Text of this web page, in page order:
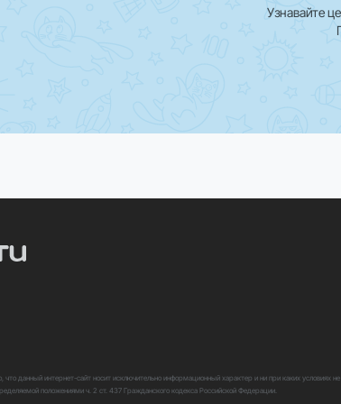
Узнавайте
данный интернет-сайт носит исключительно информационный характер и ни при каких условиях не
положениями ч. 2 ст. 437 Гражданского кодекса Российской Федерации.